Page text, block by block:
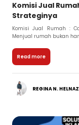
Komisi Jual
Strateginya
Komisi Jual Rumah :
Menjual rumah bukan
Read more
REGINA N. HELNAZ